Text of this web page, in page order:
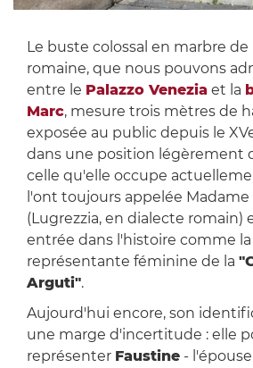
Le buste colossal en marbre
romaine, que nous pouvons
entre le Palazzo Veneziaet la
Marc, mesure trois mètres de
exposée au public depuis le
dans une position légèrement
celle qu'elle occupe
l'ont toujours appelée Madame
(Lugrezzia, en dialecte romain)
entrée dans l'histoire comme la
représentante féminine de la
Arguti".
Aujourd'hui encore, son
une marge d'incertitude : elle
représenter Faustine-